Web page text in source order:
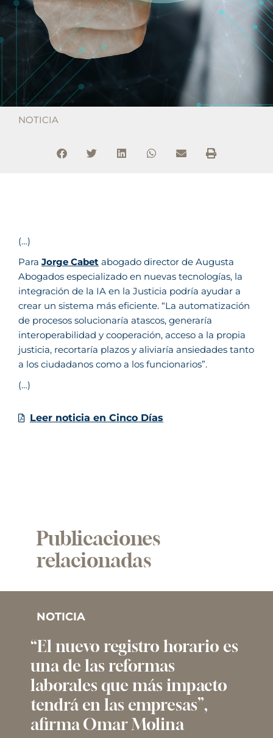
NOTICIA
(…)
Para Jorge Cabet abogado director de Augusta
Abogados especializado en nuevas tecnologías, la
integración de la IA en la Justicia podría ayudar a
crear un sistema más eficiente. “La automatización
de procesos solucionaría atascos, generaría
interoperabilidad y cooperación, acceso a la propia
justicia, recortaría plazos y aliviaría ansiedades tanto
a los ciudadanos como a los funcionarios”.
(…)
Leer noticia en Cinco Días
Publicaciones
relacionadas
NOTICIA
“El nuevo registro horario es
una de las reformas
laborales que más impacto
tendrá en las empresas”,
afirma Omar Molina